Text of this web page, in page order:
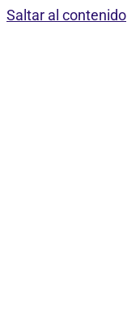
Saltar al contenido